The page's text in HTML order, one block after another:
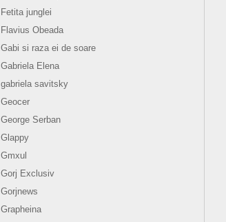
Fetita junglei
Flavius Obeada
Gabi si raza ei de soare
Gabriela Elena
gabriela savitsky
Geocer
George Serban
Glappy
Gmxul
Gorj Exclusiv
Gorjnews
Grapheina